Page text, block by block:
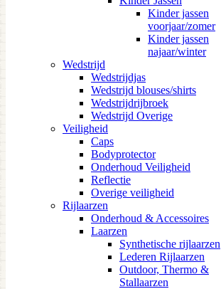
Kinder jassen
voorjaar/zomer
Kinder jassen
najaar/winter
Wedstrijd
Wedstrijdjas
Wedstrijd blouses/shirts
Wedstrijdrijbroek
Wedstrijd Overige
Veiligheid
Caps
Bodyprotector
Onderhoud Veiligheid
Reflectie
Overige veiligheid
Rijlaarzen
Onderhoud & Accessoires
Laarzen
Synthetische rijlaarzen
Lederen Rijlaarzen
Outdoor, Thermo &
Stallaarzen